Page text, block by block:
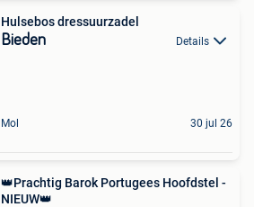
Hulsebos dressuurzadel
Bieden Details
Mol 30 jul 26
👑Prachtig Barok Portugees Hoofdstel -
NIEUW👑